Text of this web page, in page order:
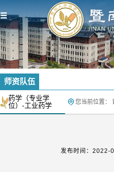
师资队伍
药学（专业学
位）-工业药学
您当前位置：
发布时间：2022-